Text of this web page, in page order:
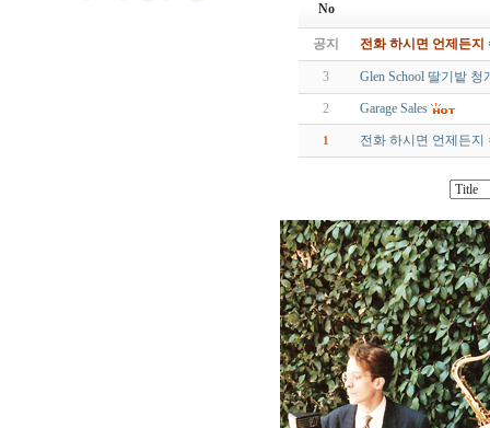
No
공지 전화 하시면 언제든
3 Glen School 딸기밭 청
2 Garage Sales
1 전화 하시면 언제든